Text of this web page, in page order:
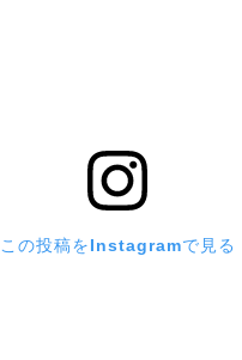
この投稿をInstagramで見る